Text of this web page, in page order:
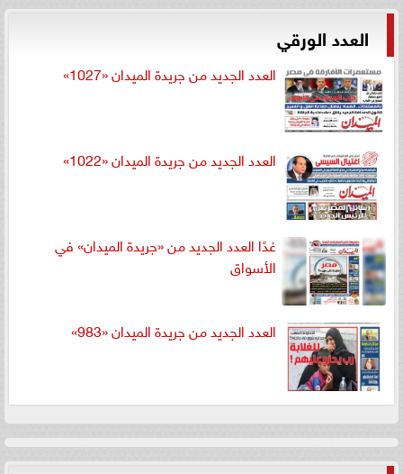
العدد الورقي
العدد الجديد من جريدة الميدان «1027»
العدد الجديد من جريدة الميدان «1022»
غدًا العدد الجديد من «جريدة الميدان» في
الأسواق
العدد الجديد من جريدة الميدان «983»